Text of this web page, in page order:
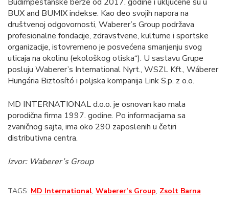
BUX and BUMIX indekse. Kao deo svojih napora na
društvenoj odgovornosti, Waberer’s Group podržava
profesionalne fondacije, zdravstvene, kulturne i sportske
organizacije, istovremeno je posvećena smanjenju svog
uticaja na okolinu (ekološkog otiska“). U sastavu Grupe
posluju Waberer’s International Nyrt., WSZL Kft., Wáberer
Hungária Biztosító i poljska kompanija Link S.p. z o.o.
MD INTERNATIONAL d.o.o. je osnovan kao mala
porodična firma 1997. godine. Po informacijama sa
zvaničnog sajta, ima oko 290 zaposlenih u četiri
distributivna centra.
Izvor: Waberer’s Group
TAGS: MD International, Waberer’s Group, Zsolt Barna